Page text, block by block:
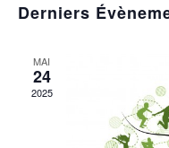
Évènements
Derniers
MAI
24
2025